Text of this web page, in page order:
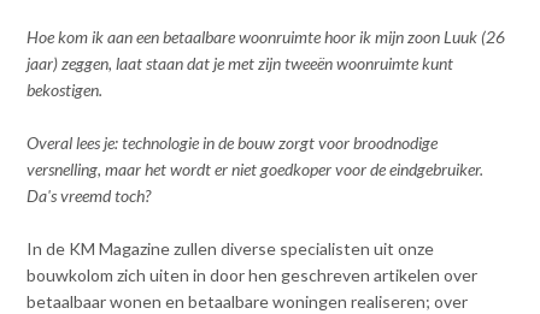
Hoe kom ik aan een betaalbare woonruimte hoor ik mijn zoon Luuk (26
jaar) zeggen, laat staan dat je met zijn tweeën woonruimte kunt
bekostigen.
Overal lees je: technologie in de bouw zorgt voor broodnodige
versnelling, maar het wordt er niet goedkoper voor de eindgebruiker.
Da's vreemd toch?
In de KM Magazine zullen diverse specialisten uit onze
bouwkolom zich uiten in door hen geschreven artikelen over
betaalbaar wonen en betaalbare woningen realiseren; over